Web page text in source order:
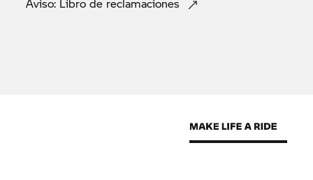
Aviso: Libro de reclamaciones